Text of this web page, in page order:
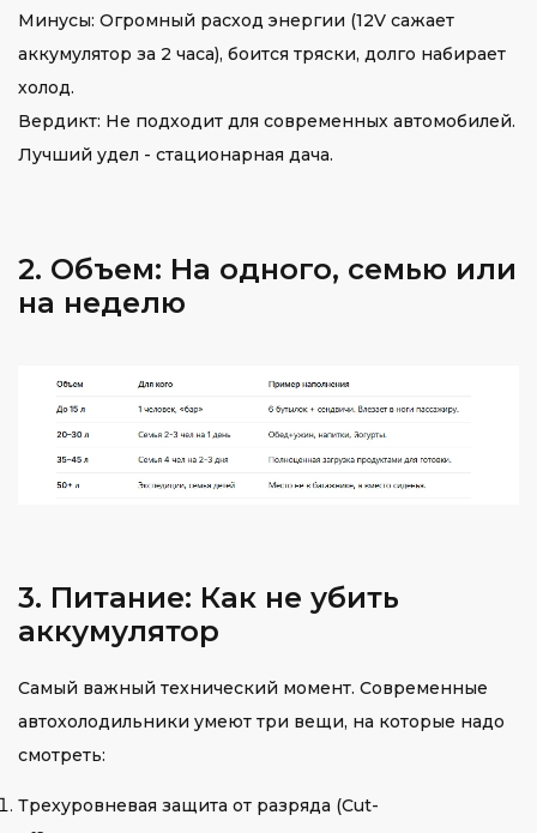
Минусы: Огромный расход энергии (12V сажает
аккумулятор за 2 часа), боится тряски, долго набирает
холод.
Вердикт: Не подходит для современных автомобилей.
Лучший удел - стационарная дача.
2. Объем: На одного, семью или
на неделю
3. Питание: Как не убить
аккумулятор
Самый важный технический момент. Современные
автохолодильники умеют три вещи, на которые надо
смотреть:
Трехуровневая защита от разряда (Cut-